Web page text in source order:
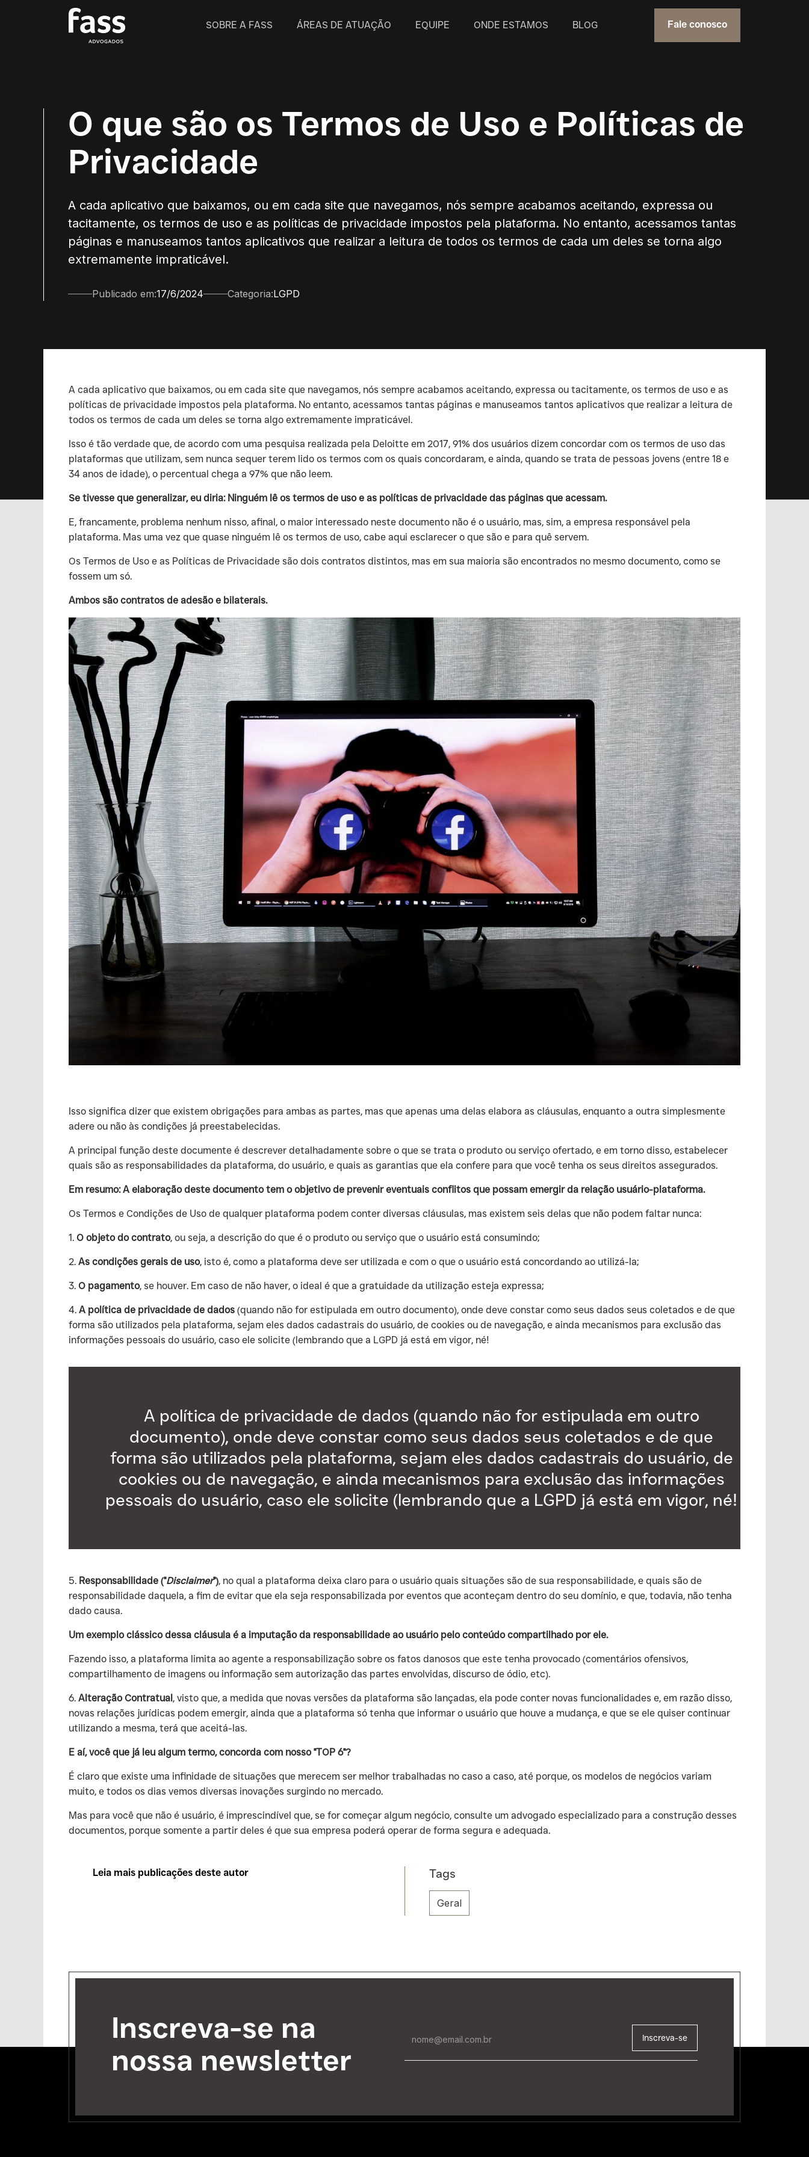
SOBRE A FASS ÁREAS DE ATUAÇÃO EQUIPE ONDE ESTAMOS BLOG Fale conosco
O que são os Termos de Uso e Políticas de
Privacidade
A cada aplicativo que baixamos, ou em cada site que navegamos, nós sempre acabamos aceitando, expressa ou
tacitamente, os termos de uso e as políticas de privacidade impostos pela plataforma. No entanto, acessamos tantas
páginas e manuseamos tantos aplicativos que realizar a leitura de todos os termos de cada um deles se torna algo
extremamente impraticável.
Publicado em:17/6/2024 Categoria:LGPD
‍A cada aplicativo que baixamos, ou em cada site que navegamos, nós sempre acabamos aceitando, expressa ou tacitamente, os termos de uso e as
políticas de privacidade impostos pela plataforma. No entanto, acessamos tantas páginas e manuseamos tantos aplicativos que realizar a leitura de
todos os termos de cada um deles se torna algo extremamente impraticável.
‍Isso é tão verdade que, de acordo com uma pesquisa realizada pela Deloitte em 2017, 91% dos usuários dizem concordar com os termos de uso das
plataformas que utilizam, sem nunca sequer terem lido os termos com os quais concordaram, e ainda, quando se trata de pessoas jovens (entre 18 e
34 anos de idade), o percentual chega a 97% que não leem.
Se tivesse que generalizar, eu diria: Ninguém lê os termos de uso e as políticas de privacidade das páginas que acessam.
‍E, francamente, problema nenhum nisso, afinal, o maior interessado neste documento não é o usuário, mas, sim, a empresa responsável pela
plataforma. Mas uma vez que quase ninguém lê os termos de uso, cabe aqui esclarecer o que são e para quê servem.
‍Os Termos de Uso e as Políticas de Privacidade são dois contratos distintos, mas em sua maioria são encontrados no mesmo documento, como se
fossem um só.
Ambos são contratos de adesão e bilaterais.
‍Isso significa dizer que existem obrigações para ambas as partes, mas que apenas uma delas elabora as cláusulas, enquanto a outra simplesmente
adere ou não às condições já preestabelecidas.
‍A principal função deste documente é descrever detalhadamente sobre o que se trata o produto ou serviço ofertado, e em torno disso, estabelecer
quais são as responsabilidades da plataforma, do usuário, e quais as garantias que ela confere para que você tenha os seus direitos assegurados.
Em resumo: A elaboração deste documento tem o objetivo de prevenir eventuais conflitos que possam emergir da relação usuário-plataforma.
‍Os Termos e Condições de Uso de qualquer plataforma podem conter diversas cláusulas, mas existem seis delas que não podem faltar nunca:
‍1. O objeto do contrato, ou seja, a descrição do que é o produto ou serviço que o usuário está consumindo;
‍2. As condições gerais de uso, isto é, como a plataforma deve ser utilizada e com o que o usuário está concordando ao utilizá-la;
‍3. O pagamento, se houver. Em caso de não haver, o ideal é que a gratuidade da utilização esteja expressa;
‍4. A política de privacidade de dados (quando não for estipulada em outro documento), onde deve constar como seus dados seus coletados e de que
forma são utilizados pela plataforma, sejam eles dados cadastrais do usuário, de cookies ou de navegação, e ainda mecanismos para exclusão das
informações pessoais do usuário, caso ele solicite (lembrando que a LGPD já está em vigor, né!
A política de privacidade de dados (quando não for estipulada em outro
documento), onde deve constar como seus dados seus coletados e de que
forma são utilizados pela plataforma, sejam eles dados cadastrais do usuário, de
cookies ou de navegação, e ainda mecanismos para exclusão das informações
pessoais do usuário, caso ele solicite (lembrando que a LGPD já está em vigor, né!
‍5. Responsabilidade ("Disclaimer"), no qual a plataforma deixa claro para o usuário quais situações são de sua responsabilidade, e quais são de
responsabilidade daquela, a fim de evitar que ela seja responsabilizada por eventos que aconteçam dentro do seu domínio, e que, todavia, não tenha
dado causa.
Um exemplo clássico dessa cláusula é a imputação da responsabilidade ao usuário pelo conteúdo compartilhado por ele.
‍Fazendo isso, a plataforma limita ao agente a responsabilização sobre os fatos danosos que este tenha provocado (comentários ofensivos,
compartilhamento de imagens ou informação sem autorização das partes envolvidas, discurso de ódio, etc).
‍6. Alteração Contratual, visto que, a medida que novas versões da plataforma são lançadas, ela pode conter novas funcionalidades e, em razão disso,
novas relações jurídicas podem emergir, ainda que a plataforma só tenha que informar o usuário que houve a mudança, e que se ele quiser continuar
utilizando a mesma, terá que aceitá-las.
E aí, você que já leu algum termo, concorda com nosso "TOP 6"?
‍É claro que existe uma infinidade de situações que merecem ser melhor trabalhadas no caso a caso, até porque, os modelos de negócios variam
muito, e todos os dias vemos diversas inovações surgindo no mercado.
‍Mas para você que não é usuário, é imprescindível que, se for começar algum negócio, consulte um advogado especializado para a construção desses
documentos, porque somente a partir deles é que sua empresa poderá operar de forma segura e adequada.
Leia mais publicações deste autor Tags
Geral
Inscreva-se na
nossa newsletter